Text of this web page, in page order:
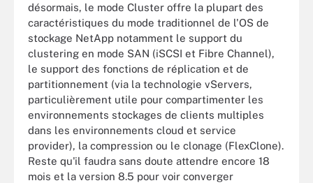
désormais, le mode Cluster offre la plupart des
caractéristiques du mode traditionnel de l'OS de
stockage NetApp notamment le support du
clustering en mode SAN (iSCSI et Fibre Channel),
le support des fonctions de réplication et de
partitionnement (via la technologie vServers,
particulièrement utile pour compartimenter les
environnements stockages de clients multiples
dans les environnements cloud et service
provider), la compression ou le clonage (FlexClone).
Reste qu'il faudra sans doute attendre encore 18
mois et la version 8.5 pour voir converger